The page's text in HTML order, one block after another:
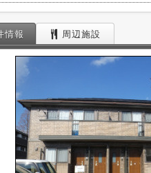
情報 周辺施設